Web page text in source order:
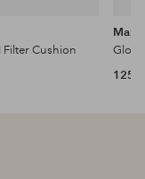
Filter Cushion
Max
Glow
125